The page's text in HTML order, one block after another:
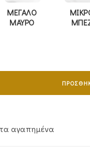
ΜΕΓΑΛΟ
ΜΑΥΡΟ
αγαπημένα